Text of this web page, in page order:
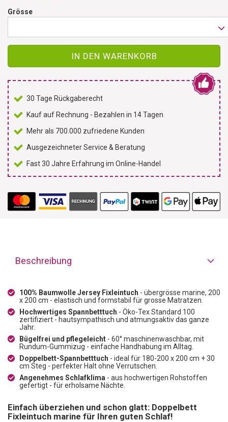
Grösse
IN DEN WARENKORB
30 Tage Rückgaberecht
Kauf auf Rechnung - Bezahlen in 14 Tagen
Mehr als 700.000 zufriedene Kunden
Ausgezeichneter Service & Beratung
Fast 30 Jahre Erfahrung im Online-Handel
Beschreibung
100% Baumwolle Jersey Fixleintuch - übergrösse marine, 200
x 200 cm - elastisch und formstabil für grosse Matratzen.
Hochwertiges Spannbetttuch - Öko-Tex Standard 100
zertifiziert - hautsympathisch und atmungsaktiv das ganze
Jahr.
Bügelfrei und pflegeleicht - 60° maschinenwaschbar, mit
Rundum-Gummizug - einfache Handhabung im Alltag.
Doppelbett-Spannbetttuch - ideal für 180-200 x 200 cm + 30
cm Steg - perfekter Halt ohne Verrutschen.
Angenehmes Schlafklima - aus hochwertigen Rohstoffen
gefertigt - für erholsame Nächte.
Einfach überziehen und schon glatt: Doppelbett
Fixleintuch marine für Ihren guten Schlaf!